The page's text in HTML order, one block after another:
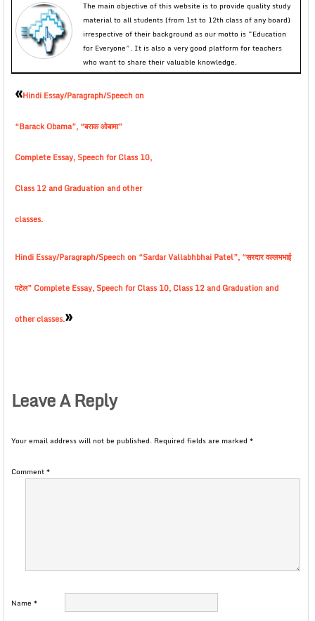
The main objective of this website is to provide quality study
material to all students (from 1st to 12th class of any board)
irrespective of their background as our motto is “Education
for Everyone”. It is also a very good platform for teachers
who want to share their valuable knowledge.
«Hindi Essay/Paragraph/Speech on
“Barack Obama”, “बराक ओबामा”
Complete Essay, Speech for Class 10,
Class 12 and Graduation and other
classes.
Hindi Essay/Paragraph/Speech on “Sardar Vallabhbhai Patel”, “सरदार वल्लभभाई
पटेल” Complete Essay, Speech for Class 10, Class 12 and Graduation and
other classes.»
Leave A Reply
Your email address will not be published. Required fields are marked *
Comment*
Name *